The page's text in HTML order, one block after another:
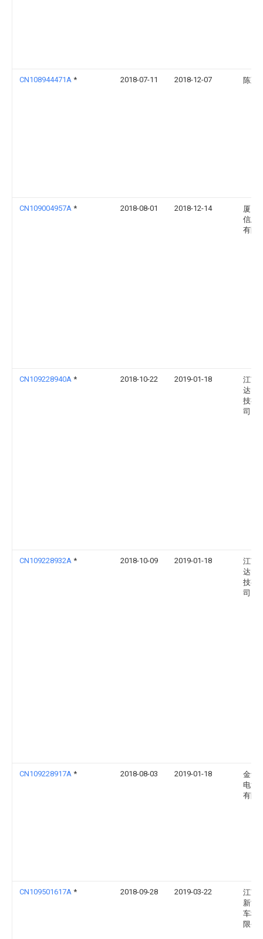
CN108944471A * 2018-07-11 2018-12-07 陈藕
CN109004957A * 2018-08-01 2018-12-14
厦门
信息
有限
CN109228940A * 2018-10-22 2019-01-18
江苏
达电
技有
司
CN109228932A * 2018-10-09 2019-01-18
江苏
达电
技有
司
CN109228917A * 2018-08-03 2019-01-18
金华
电源
有限
CN109501617A * 2018-09-28 2019-03-22
江苏
新能
车科
限公